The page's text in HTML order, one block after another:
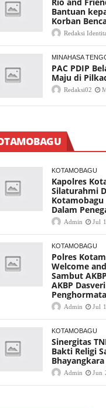
Bantuan
Korban
Redaksi
MINAHASA
PAC PDIP
Maju di
Redaksi02
KOTAMOBAGU
Kapolres
Silaturahmi
Dalam
Admin Jul
KOTAMOBAGU
Polres
Welcome
Sambut
AKBP
Admin Jul
KOTAMOBAGU
Sinergitas
Bakti Religi
Admin Jun